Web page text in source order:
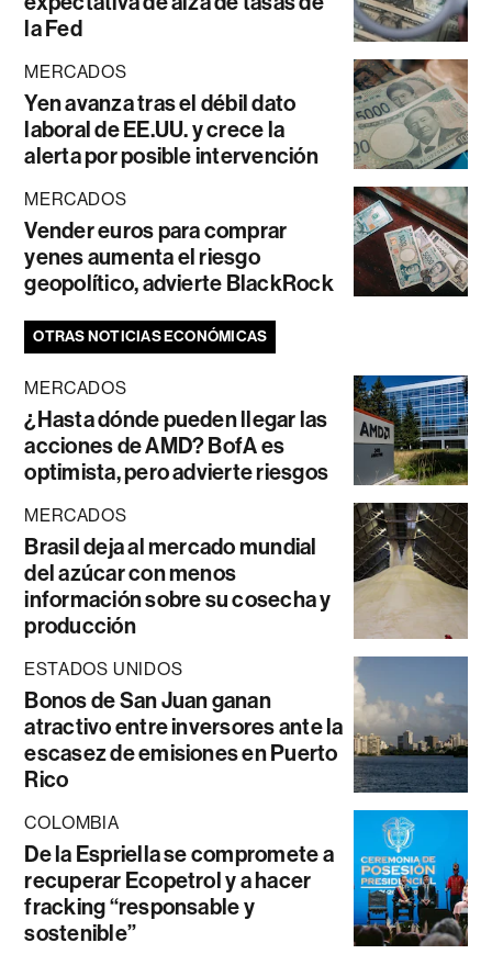
la Fed
MERCADOS
Yen avanza tras el débil dato
laboral de EE.UU. y crece la
alerta por posible intervención
MERCADOS
Vender euros para comprar
yenes aumenta el riesgo
geopolítico, advierte BlackRock
OTRAS NOTICIAS ECONÓMICAS
MERCADOS
¿Hasta dónde pueden llegar las
acciones de AMD? BofA es
optimista, pero advierte riesgos
MERCADOS
Brasil deja al mercado mundial
del azúcar con menos
información sobre su cosecha y
producción
ESTADOS UNIDOS
Bonos de San Juan ganan
atractivo entre inversores ante la
escasez de emisiones en Puerto
Rico
COLOMBIA
De la Espriella se compromete a
recuperar Ecopetrol y a hacer
fracking “responsable y
sostenible”